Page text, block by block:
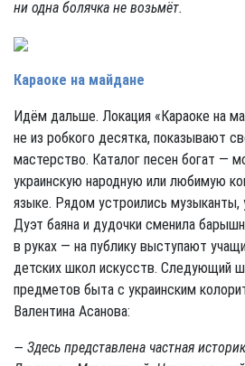
ни одна болячка не возьмёт.
Караоке на майдане
Идём дальше. Локация «Караоке на
не из робкого десятка, показывают
мастерство. Каталог песен богат —
украинскую народную или любимую
языке. Рядом устроились музыканты,
Дуэт баяна и дудочки сменила
в руках — на публику выступают
детских школ искусств. Следующий
предметов быта с украинским
Валентина Асанова:
— Здесь представлена частная